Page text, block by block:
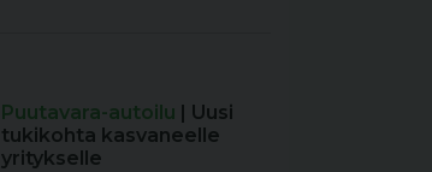
Puutavara-autoilu | Uusi
tukikohta kasvaneelle
yritykselle